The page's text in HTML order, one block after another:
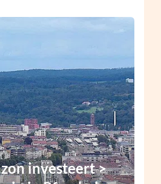
investeert >